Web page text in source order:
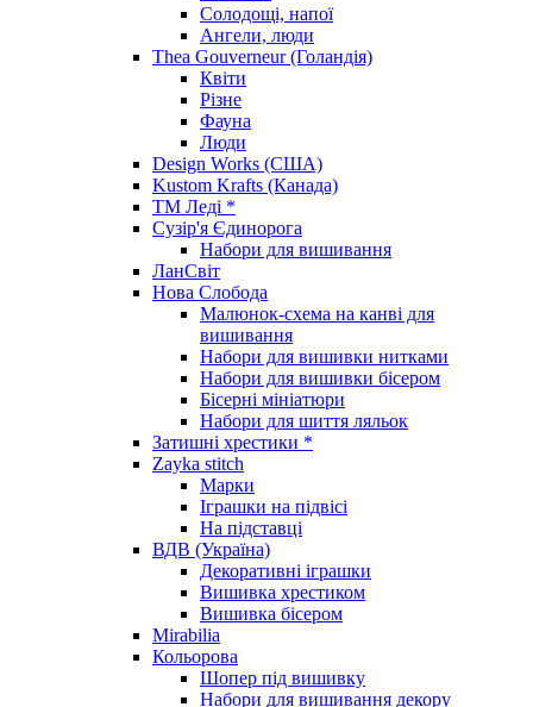
Солодощі, напої
Ангели, люди
Thea Gouverneur (Голандія)
Квіти
Різне
Фауна
Люди
Design Works (США)
Kustom Krafts (Канада)
ТМ Леді *
Сузір'я Єдинорога
Набори для вишивання
ЛанСвіт
Нова Слобода
Малюнок-схема на канві для
вишивання
Набори для вишивки нитками
Набори для вишивки бісером
Бісерні мініатюри
Набори для шиття ляльок
Затишні хрестики *
Zayka stitch
Марки
Іграшки на підвісі
На підставці
ВДВ (Україна)
Декоративні іграшки
Вишивка хрестиком
Вишивка бісером
Mirabilia
Кольорова
Шопер під вишивку
Набори для вишивання декору